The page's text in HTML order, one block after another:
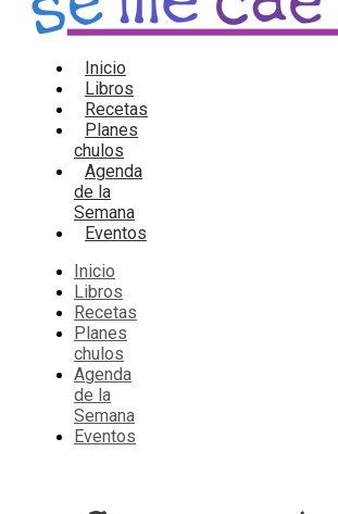
Inicio
Libros
Recetas
Planes
chulos
Agenda
de la
Semana
Eventos
Inicio
Libros
Recetas
Planes
chulos
Agenda
de la
Semana
Eventos